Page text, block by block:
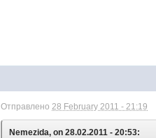
Отправлено28 February 2011 - 21:19
Nemezida, on 28.02.2011 - 20:53: